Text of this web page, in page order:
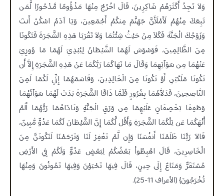
وَلاَ تَجِدُ أَكْثَرَهُمْ شَاكِرِينَ، قَالَ اخْرُجْ مِنْهَا مَذْؤُومًا مَّدْحُورًا لَّمَن
تَبِعَكَ مِنْهُمْ لَأَمْلَأَنَّ جَهَنَّمَ مِنكُمْ أَجْمَعِينَ، وَيَا آدَمُ اسْكُنْ أَنتَ
وَزَوْجُكَ الْجَنَّةَ فَكُلاَ مِنْ حَيْثُ شِئْتُمَا وَلاَ تَقْرَبَا هَذِهِ الشَّجَرَةَ فَتَكُونَا
مِنَ الظَّالِمِينَ، فَوَسْوَسَ لَهُمَا الشَّيْطَانُ لِيُبْدِيَ لَهُمَا مَا وُورِيَ
عَنْهُمَا مِن سَوْآتِهِمَا وَقَالَ مَا نَهَاكُمَا رَبُّكُمَا عَنْ هَذِهِ الشَّجَرَةِ إِلاَّ أَن
تَكُونَا مَلَكَيْنِ أَوْ تَكُونَا مِنَ الْخَالِدِينَ، وَقَاسَمَهُمَا إِنِّي لَكُمَا لَمِنَ
النَّاصِحِينَ، فَدَلاَّهُمَا بِغُرُورٍ فَلَمَّا ذَاقَا الشَّجَرَةَ بَدَتْ لَهُمَا سَوْآتُهُمَا
وَطَفِقَا يَخْصِفَانِ عَلَيْهِمَا مِن وَرَقِ الْجَنَّةِ وَنَادَاهُمَا رَبُّهُمَا أَلَمْ
أَنْهَكُمَا عَن تِلْكُمَا الشَّجَرَةِ وَأَقُل لَّكُمَا إِنَّ الشَّيْطَانَ لَكُمَا عَدُوٌّ مُّبِينٌ،
قَالاَ رَبَّنَا ظَلَمْنَا أَنفُسَنَا وَإِن لَّمْ تَغْفِرْ لَنَا وَتَرْحَمْنَا لَنَكُونَنَّ مِنَ
الْخَاسِرِينَ، قَالَ اهْبِطُواْ بَعْضُكُمْ لِبَعْضٍ عَدُوٌّ وَلَكُمْ فِي الأَرْضِ
مُسْتَقَرٌّ وَمَتَاعٌ إِلَى حِينٍ، قَالَ فِيهَا تَحْيَوْنَ وَفِيهَا تَمُوتُونَ وَمِنْهَا
تُخْرَجُونَ} (الأعراف 11-25).